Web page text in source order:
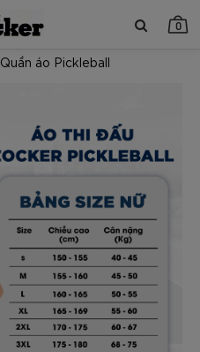
0
Quần áo Pickleball